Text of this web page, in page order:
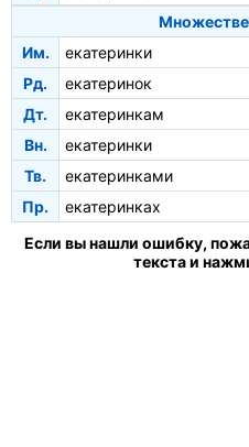
Им.
екатеринки
Рд.
екатеринок
Дт.
екатеринкам
Вн.
екатеринки
Тв.
екатеринками
Пр.
екатеринках
Если вы нашли ошибку,
текста и